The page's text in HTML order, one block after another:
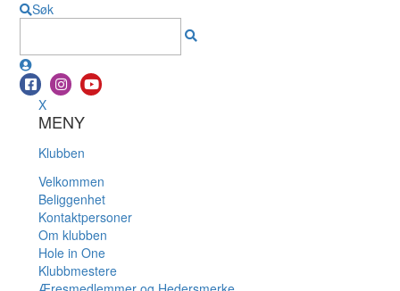
Søk
X
MENY
Klubben
Velkommen
Beliggenhet
Kontaktpersoner
Om klubben
Hole in One
Klubbmestere